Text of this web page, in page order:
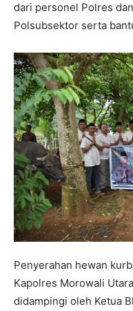
dari personel Polres
Polsubsektor serta
Penyerahan hewan
Kapolres Morowali
didampingi oleh Ketua